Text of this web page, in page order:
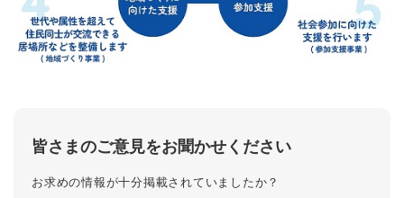
皆さまのご意見をお聞かせください
お求めの情報が十分掲載されていましたか？